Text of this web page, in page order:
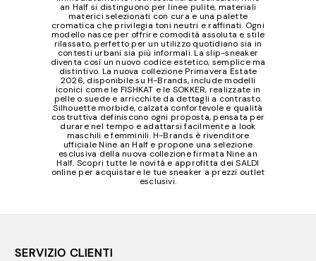
an Half si distinguono per linee pulite, materiali
materici selezionati con cura e una palette
cromatica che privilegia toni neutri e raffinati. Ogni
modello nasce per offrire comodità assoluta e stile
rilassato, perfetto per un utilizzo quotidiano sia in
contesti urbani sia più informali. La slip-sneaker
diventa così un nuovo codice estetico, semplice ma
distintivo. La nuova collezione Primavera Estate
2026, disponibile su H-Brands, include modelli
iconici come le FISHKAT e le SOKKER, realizzate in
pelle o suede e arricchite da dettagli a contrasto.
Silhouette morbide, calzata confortevole e qualità
costruttiva definiscono ogni proposta, pensata per
durare nel tempo e adattarsi facilmente a look
maschili e femminili. H-Brands è rivenditore
ufficiale Nine an Half e propone una selezione
esclusiva della nuova collezione firmata Nine an
Half. Scopri tutte le novità e approfitta dei SALDI
online per acquistare le tue sneaker a prezzi outlet
esclusivi.
SERVIZIO CLIENTI